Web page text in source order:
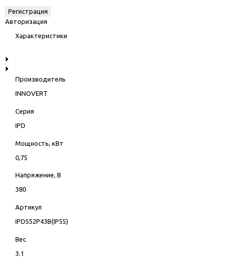
Авторизация
Характеристики
Производитель
INNOVERT
Серия
IPD
Мощность, кВт
0,75
Напряжение, В
380
Артикул
IPD552P43B(IP55)
Вес
3.1